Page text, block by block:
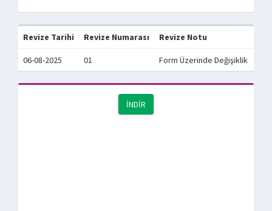
Revize Tarihi Revize Numarası Revize Notu
06-08-2025 01 Form Üzerinde Değişiklik
İNDİR